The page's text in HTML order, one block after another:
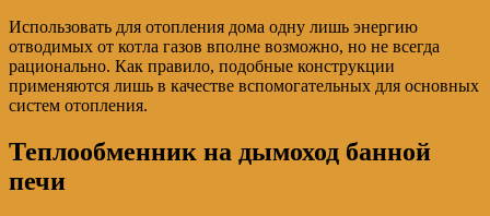
Использовать для отопления дома одну лишь энергию
отводимых от котла газов вполне возможно, но не всегда
рационально. Как правило, подобные конструкции
применяются лишь в качестве вспомогательных для основных
систем отопления.
Теплообменник на дымоход банной
печи